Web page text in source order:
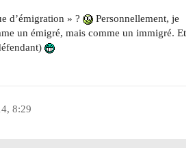
d’émigration » ?
Personnellement, je
un émigré, mais comme un immigré. Et
8:29